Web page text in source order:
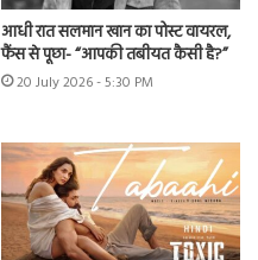
आधी रात सलमान खान का पोस्ट वायरल,
फैंस से पूछा- “आपकी तबीयत कैसी है?”
20 July 2026 - 5:30 PM